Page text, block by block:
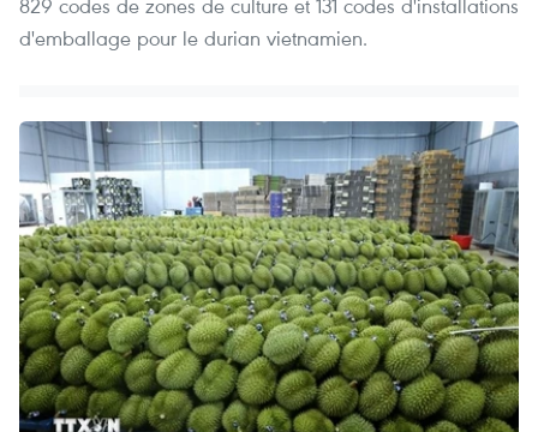
d'emballage pour le durian vietnamien.